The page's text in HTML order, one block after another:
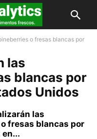
o fresas blancas por
las
blancas por
Unidos
las
fresas blancas por
en...